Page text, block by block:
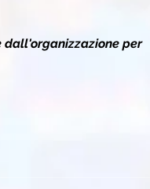
dall'organizzazione per